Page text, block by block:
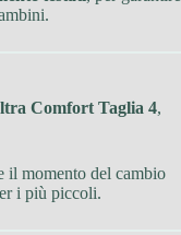
Comfort Taglia 4,
il momento del cambio
i più piccoli.